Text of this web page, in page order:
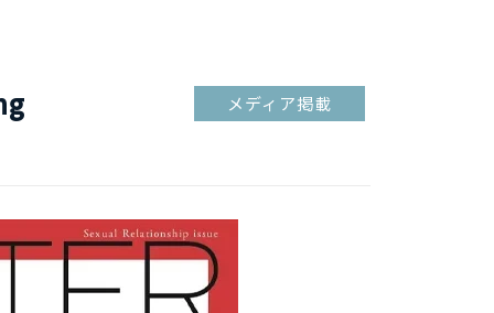
メディア掲載